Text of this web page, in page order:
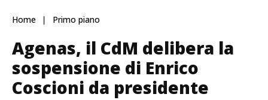
Home Primo piano
Agenas, il CdM delibera la
sospensione di Enrico
Coscioni da presidente